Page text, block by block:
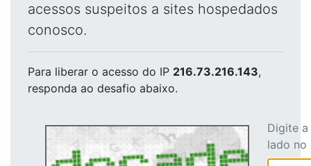
acessos suspeitos a sites hospedados
conosco.
Para liberar o acesso do IP 216.73.216.143,
responda ao desafio abaixo.
Digite
lado no